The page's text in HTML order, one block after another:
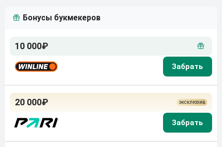
Бонусы букмекеров
10 000₽
20 000₽